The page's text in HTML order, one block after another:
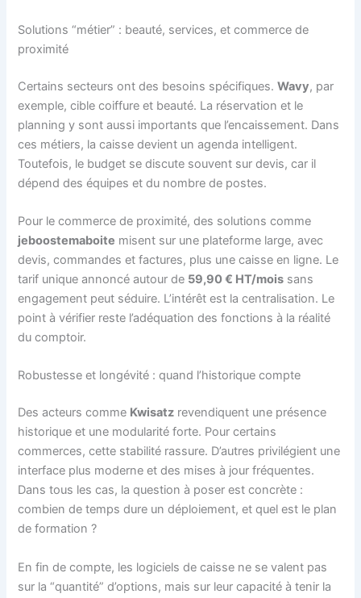
Solutions “métier” : beauté, services, et commerce de
proximité
Certains secteurs ont des besoins spécifiques.Wavy, par
exemple, cible coiffure et beauté. La réservation et le
planning y sont aussi importants que l’encaissement. Dans
ces métiers, la caisse devient un agenda intelligent.
Toutefois, le budget se discute souvent sur devis, car il
dépend des équipes et du nombre de postes.
Pour le commerce de proximité, des solutions comme
jeboostemaboite misent sur une plateforme large, avec
devis, commandes et factures, plus une caisse en ligne. Le
tarif unique annoncé autour de 59,90 € HT/mois sans
engagement peut séduire. L’intérêt est la centralisation. Le
point à vérifier reste l’adéquation des fonctions à la réalité
du comptoir.
Robustesse et longévité : quand l’historique compte
Des acteurs comme Kwisatz revendiquent une présence
historique et une modularité forte. Pour certains
commerces, cette stabilité rassure. D’autres privilégient une
interface plus moderne et des mises à jour fréquentes.
Dans tous les cas, la question à poser est concrète :
combien de temps dure un déploiement, et quel est le plan
de formation ?
En fin de compte, les logiciels de caisse ne se valent pas
sur la “quantité” d’options, mais sur leur capacité à tenir la